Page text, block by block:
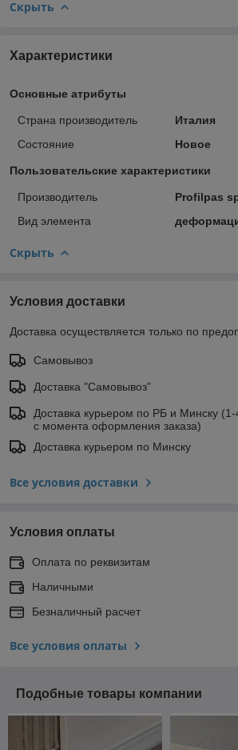
Скрыть
Характеристики
Основные атрибуты
Страна производитель
Италия
Состояние
Новое
Пользовательские характеристики
Производитель
Profilpas
Вид элемента
Скрыть
Условия доставки
Доставка осуществляется только по
Самовывоз
Доставка "Самовывоз"
Доставка курьером по РБ и Минску
с момента оформления заказа)
Доставка курьером по Минску
Все условия доставки
Условия оплаты
Оплата по реквизитам
Наличными
Безналичный расчет
Все условия оплаты
Подобные товары компании